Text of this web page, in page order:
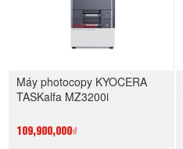
Máy photocopy KYOCERA
TASKalfa MZ3200i
109,900,000₫